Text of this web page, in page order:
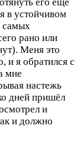
его еще
в устойчивом
самых
рано или
Меня это
и я обратился с
мне
настежь
дней пришёл
и
и должно